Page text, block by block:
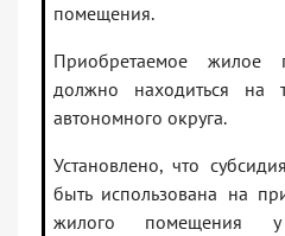
помещения.
Приобретаемое жилое
должно находиться на
автономного округа.
Установлено, что
быть использована на
жилого помещения